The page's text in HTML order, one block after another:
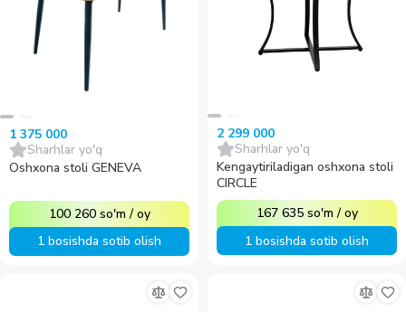
1 375 000
Sharhlar yo'q
Oshxona stoli GENEVA
100 260 so'm /oy
1 bosishda sotib olish
2 299 000
Sharhlar yo'q
Kengaytiriladigan oshxona stoli
CIRCLE
167 635 so'm /oy
1 bosishda sotib olish